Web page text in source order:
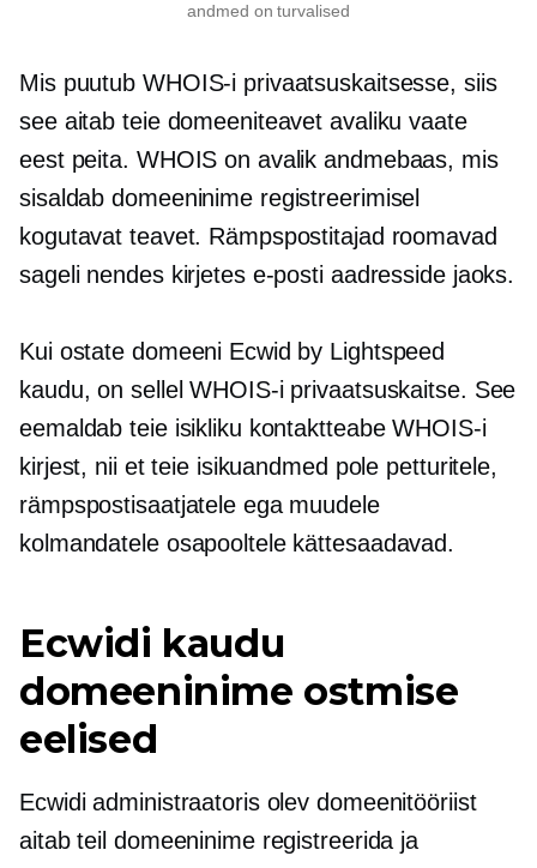
andmed on turvalised
Mis puutub WHOIS-i privaatsuskaitsesse, siis
see aitab teie domeeniteavet avaliku vaate
eest peita. WHOIS on avalik andmebaas, mis
sisaldab domeeninime registreerimisel
kogutavat teavet. Rämpspostitajad roomavad
sageli nendes kirjetes e-posti aadresside jaoks.
Kui ostate domeeni Ecwid by Lightspeed
kaudu, on sellel WHOIS-i privaatsuskaitse. See
eemaldab teie isikliku kontaktteabe WHOIS-i
kirjest, nii et teie isikuandmed pole petturitele,
rämpspostisaatjatele ega muudele
kolmandatele osapooltele kättesaadavad.
Ecwidi kaudu
domeeninime ostmise
eelised
Ecwidi administraatoris olev domeenitööriist
aitab teil domeeninime registreerida ja